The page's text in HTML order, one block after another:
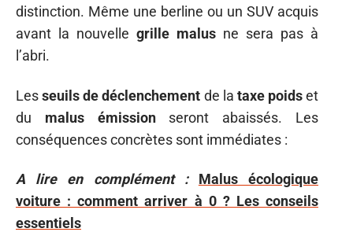
distinction. Même une berline ou un SUV acquis
avant la nouvelle grille malus ne sera pas à
l’abri.
Lesseuils de déclenchement de la taxe poidset
du malus émissionseront abaissés. Les
conséquences concrètes sont immédiates :
A lire en complément :
Malus écologique
voiture : comment arriver à 0 ? Les conseils
essentiels